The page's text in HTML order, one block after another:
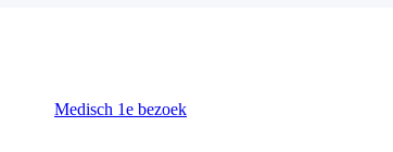
Medisch 1e bezoek